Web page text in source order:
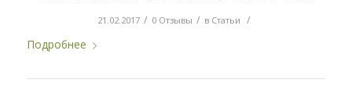
21.02.2017 / 0 Отзывы / в Статьи /
Подробнее